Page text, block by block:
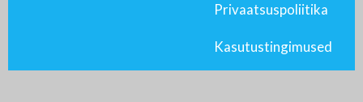
Privaatsuspoliitika
Kasutustingimused